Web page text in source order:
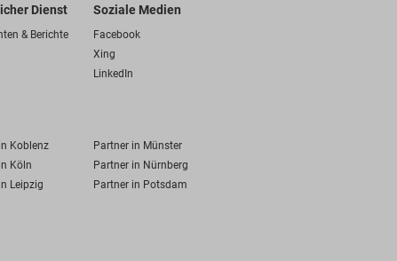
Dienst
& Berichte
Soziale Medien
Facebook
Xing
LinkedIn
Koblenz
Partner in Münster
Köln
Partner in Nürnberg
Leipzig Partner in Potsdam